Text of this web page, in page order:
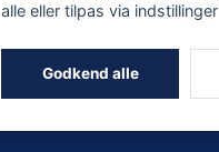
alle eller tilpas via indstillinger
Godkend alle